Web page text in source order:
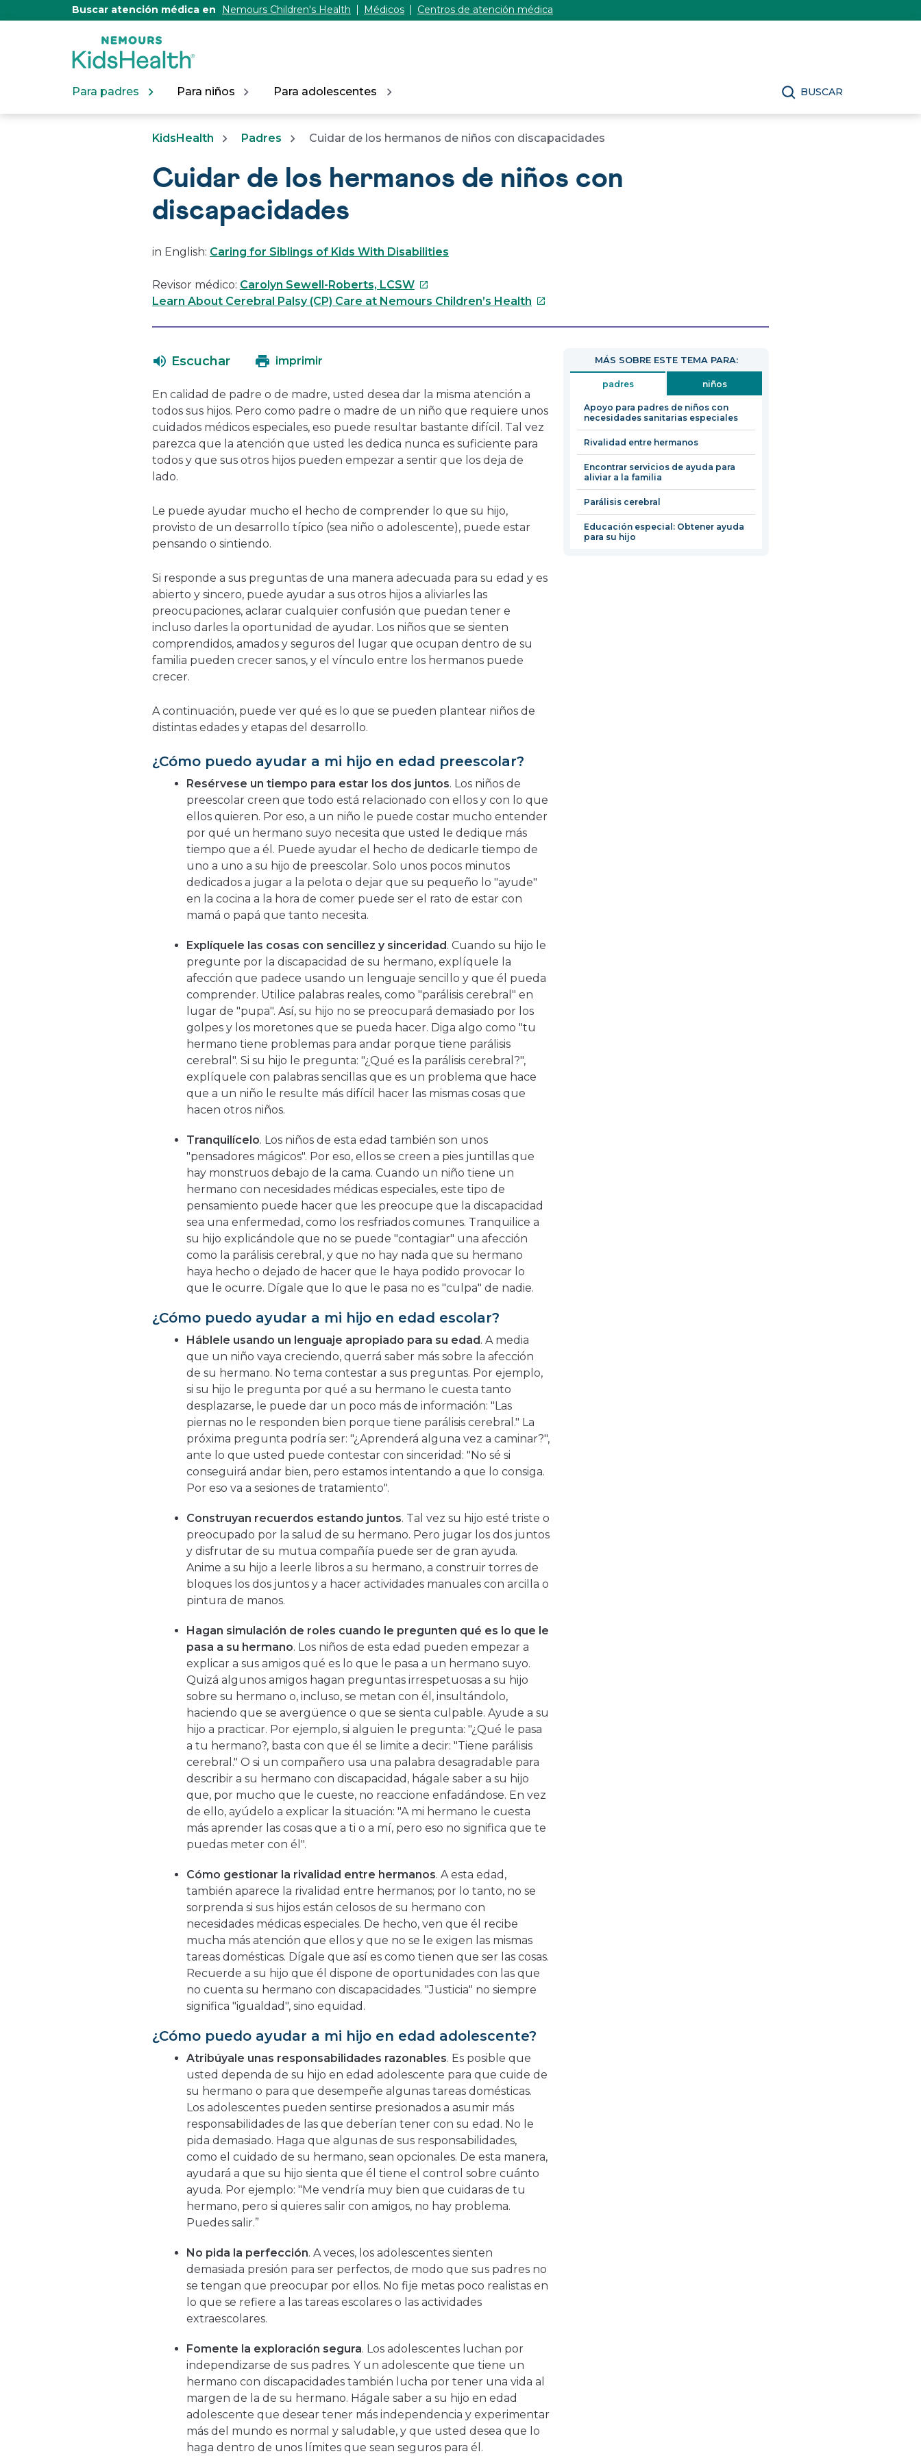
Buscar atención médica en Nemours Children's Health Médicos Centros de atención médica
Para padres Para niños Para adolescentes BUSCAR
KidsHealth Padres Cuidar de los hermanos de niños con discapacidades
Cuidar de los hermanos de niños con
discapacidades
in English: Caring for Siblings of Kids With Disabilities
Revisor médico: Carolyn Sewell-Roberts, LCSWEste
enlace
ventana
Learn About Cerebral Palsy (CP) Care at Nemours Children’s Health Este
ventana
Escuchar imprimir
En calidad de padre o de madre, usted desea dar la misma atención a
todos sus hijos. Pero como padre o madre de un niño que requiere unos
cuidados médicos especiales, eso puede resultar bastante difícil. Tal vez
parezca que la atención que usted les dedica nunca es suficiente para
todos y que sus otros hijos pueden empezar a sentir que los deja de
lado.
Le puede ayudar mucho el hecho de comprender lo que su hijo,
provisto de un desarrollo típico (sea niño o adolescente), puede estar
pensando o sintiendo.
Si responde a sus preguntas de una manera adecuada para su edad y es
abierto y sincero, puede ayudar a sus otros hijos a aliviarles las
preocupaciones, aclarar cualquier confusión que puedan tener e
incluso darles la oportunidad de ayudar. Los niños que se sienten
comprendidos, amados y seguros del lugar que ocupan dentro de su
familia pueden crecer sanos, y el vínculo entre los hermanos puede
crecer.
A continuación, puede ver qué es lo que se pueden plantear niños de
distintas edades y etapas del desarrollo.
¿Cómo puedo ayudar a mi hijo en edad preescolar?
Resérvese un tiempo para estar los dos juntos. Los niños de
preescolar creen que todo está relacionado con ellos y con lo que
ellos quieren. Por eso, a un niño le puede costar mucho entender
por qué un hermano suyo necesita que usted le dedique más
tiempo que a él. Puede ayudar el hecho de dedicarle tiempo de
uno a uno a su hijo de preescolar. Solo unos pocos minutos
dedicados a jugar a la pelota o dejar que su pequeño lo "ayude"
en la cocina a la hora de comer puede ser el rato de estar con
mamá o papá que tanto necesita.
Explíquele las cosas con sencillez y sinceridad . Cuando su hijo le
pregunte por la discapacidad de su hermano, explíquele la
afección que padece usando un lenguaje sencillo y que él pueda
comprender. Utilice palabras reales, como "parálisis cerebral" en
lugar de "pupa". Así, su hijo no se preocupará demasiado por los
golpes y los moretones que se pueda hacer. Diga algo como "tu
hermano tiene problemas para andar porque tiene parálisis
cerebral". Si su hijo le pregunta: "¿Qué es la parálisis cerebral?",
explíquele con palabras sencillas que es un problema que hace
que a un niño le resulte más difícil hacer las mismas cosas que
hacen otros niños.
Tranquilícelo. Los niños de esta edad también son unos
"pensadores mágicos". Por eso, ellos se creen a pies juntillas que
hay monstruos debajo de la cama. Cuando un niño tiene un
hermano con necesidades médicas especiales, este tipo de
pensamiento puede hacer que les preocupe que la discapacidad
sea una enfermedad, como los resfriados comunes. Tranquilice a
su hijo explicándole que no se puede "contagiar" una afección
como la parálisis cerebral, y que no hay nada que su hermano
haya hecho o dejado de hacer que le haya podido provocar lo
que le ocurre. Dígale que lo que le pasa no es "culpa" de nadie.
¿Cómo puedo ayudar a mi hijo en edad escolar?
Háblele usando un lenguaje apropiado para su edad . A media
que un niño vaya creciendo, querrá saber más sobre la afección
de su hermano. No tema contestar a sus preguntas. Por ejemplo,
si su hijo le pregunta por qué a su hermano le cuesta tanto
desplazarse, le puede dar un poco más de información: "Las
piernas no le responden bien porque tiene parálisis cerebral." La
próxima pregunta podría ser: "¿Aprenderá alguna vez a caminar?",
ante lo que usted puede contestar con sinceridad: "No sé si
conseguirá andar bien, pero estamos intentando a que lo consiga.
Por eso va a sesiones de tratamiento".
Construyan recuerdos estando juntos. Tal vez su hijo esté triste o
preocupado por la salud de su hermano. Pero jugar los dos juntos
y disfrutar de su mutua compañía puede ser de gran ayuda.
Anime a su hijo a leerle libros a su hermano, a construir torres de
bloques los dos juntos y a hacer actividades manuales con arcilla o
pintura de manos.
Hagan simulación de roles cuando le pregunten qué es lo que le
pasa a su hermano. Los niños de esta edad pueden empezar a
explicar a sus amigos qué es lo que le pasa a un hermano suyo.
Quizá algunos amigos hagan preguntas irrespetuosas a su hijo
sobre su hermano o, incluso, se metan con él, insultándolo,
haciendo que se avergüence o que se sienta culpable. Ayude a su
hijo a practicar. Por ejemplo, si alguien le pregunta: "¿Qué le pasa
a tu hermano?, basta con que él se limite a decir: "Tiene parálisis
cerebral." O si un compañero usa una palabra desagradable para
describir a su hermano con discapacidad, hágale saber a su hijo
que, por mucho que le cueste, no reaccione enfadándose. En vez
de ello, ayúdelo a explicar la situación: "A mi hermano le cuesta
más aprender las cosas que a ti o a mí, pero eso no significa que te
puedas meter con él".
Cómo gestionar la rivalidad entre hermanos. A esta edad,
también aparece la rivalidad entre hermanos; por lo tanto, no se
sorprenda si sus hijos están celosos de su hermano con
necesidades médicas especiales. De hecho, ven que él recibe
mucha más atención que ellos y que no se le exigen las mismas
tareas domésticas. Dígale que así es como tienen que ser las cosas.
Recuerde a su hijo que él dispone de oportunidades con las que
no cuenta su hermano con discapacidades. "Justicia" no siempre
significa "igualdad", sino equidad.
¿Cómo puedo ayudar a mi hijo en edad adolescente?
Atribúyale unas responsabilidades razonables. Es posible que
usted dependa de su hijo en edad adolescente para que cuide de
su hermano o para que desempeñe algunas tareas domésticas.
Los adolescentes pueden sentirse presionados a asumir más
responsabilidades de las que deberían tener con su edad. No le
pida demasiado. Haga que algunas de sus responsabilidades,
como el cuidado de su hermano, sean opcionales. De esta manera,
ayudará a que su hijo sienta que él tiene el control sobre cuánto
ayuda. Por ejemplo: "Me vendría muy bien que cuidaras de tu
hermano, pero si quieres salir con amigos, no hay problema.
Puedes salir.”
No pida la perfección. A veces, los adolescentes sienten
demasiada presión para ser perfectos, de modo que sus padres no
se tengan que preocupar por ellos. No fije metas poco realistas en
lo que se refiere a las tareas escolares o las actividades
extraescolares.
Fomente la exploración segura. Los adolescentes luchan por
independizarse de sus padres. Y un adolescente que tiene un
hermano con discapacidades también lucha por tener una vida al
margen de la de su hermano. Hágale saber a su hijo en edad
adolescente que desear tener más independencia y experimentar
más del mundo es normal y saludable, y que usted desea que lo
haga dentro de unos límites que sean seguros para él.
MÁS SOBRE ESTE TEMA PARA:
padres niños
Apoyo para padres de niños con
necesidades sanitarias especiales
Rivalidad entre hermanos
Encontrar servicios de ayuda para
aliviar a la familia
Parálisis cerebral
Educación especial: Obtener ayuda
para su hijo